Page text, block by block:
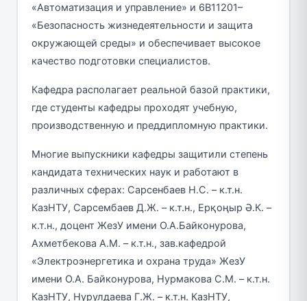
«Автоматизация и управление» и 6В11201–
«Безопасность жизнедеятельности и защита
окружающей среды» и обеспечивает высокое
качество подготовки специалистов.
Кафедра располагает реальной базой практики,
где студенты кафедры проходят учебную,
производственную и преддипломную практики.
Многие выпускники кафедры защитили степень
кандидата технических наук и работают в
различных сферах: Сарсенбаев Н.С. – к.т.н.
КазНТУ, Сарсембаев Д.Ж. – к.т.н., Ерқоңыр Ә.К. –
к.т.н., доцент ЖезУ имени О.А.Байконурова,
Ахметбекова А.М. – к.т.н., зав.кафедрой
«Электроэнергетика и охрана труда» ЖезУ
имени О.А. Байконурова, Нурмакова С.М. – к.т.н.
КазНТУ, Нурулдаева Г.Ж. – к.т.н. КазНТУ,